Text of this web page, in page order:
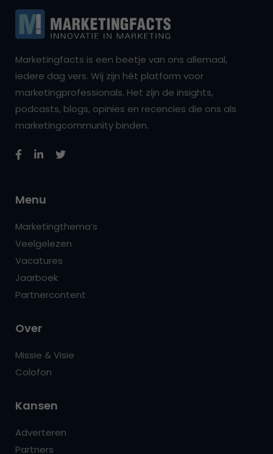
Marketingfacts is een beetje van ons allemaal,
iedere dag vers. Wij zijn hét platform voor
marketingprofessionals. Het zijn de insights,
podcasts, blogs, opinies en recencies die ons als
marketingcommunity binden.
Menu
Marketingthema’s
Veelgelezen
Vacatures
Jaarboek
Partnercontent
Over
Missie & Visie
Colofon
Kansen
Adverteren
Partners